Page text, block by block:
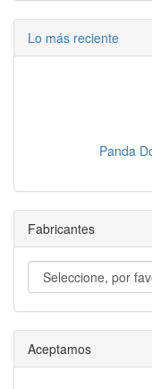
Lo más reciente
Panda
Fabricantes
Aceptamos